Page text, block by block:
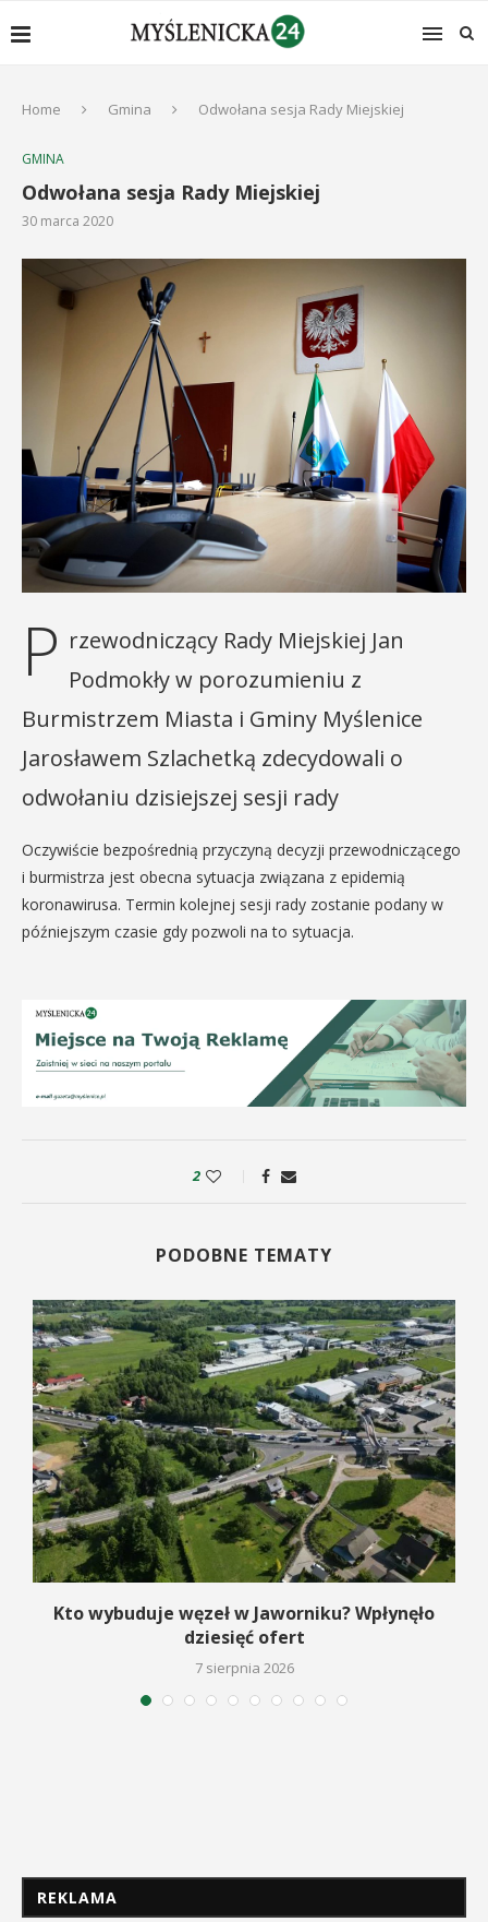
Home Gmina Odwołana sesja Rady Miejskiej
GMINA
Odwołana sesja Rady Miejskiej
30 marca 2020
P rzewodniczący Rady Miejskiej Jan
Podmokły w porozumieniu z
Burmistrzem Miasta i Gminy Myślenice
Jarosławem Szlachetką zdecydowali o
odwołaniu dzisiejszej sesji rady
Oczywiście bezpośrednią przyczyną decyzji przewodniczącego
i burmistrza jest obecna sytuacja związana z epidemią
koronawirusa. Termin kolejnej sesji rady zostanie podany w
późniejszym czasie gdy pozwoli na to sytuacja.
2
PODOBNE TEMATY
Kto wybuduje węzeł w Jaworniku? Wpłynęło
dziesięć ofert
7 sierpnia 2026
REKLAMA